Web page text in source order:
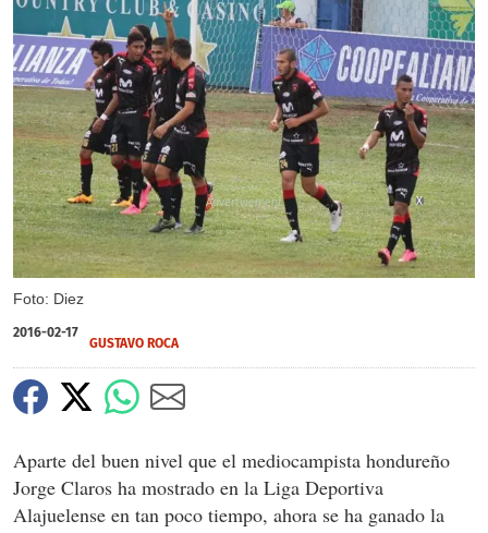
Foto: Diez
X
2016-02-17
GUSTAVO ROCA
Aparte del buen nivel que el mediocampista hondureño
Jorge Claros ha mostrado en la Liga Deportiva
Alajuelense en tan poco tiempo, ahora se ha ganado la